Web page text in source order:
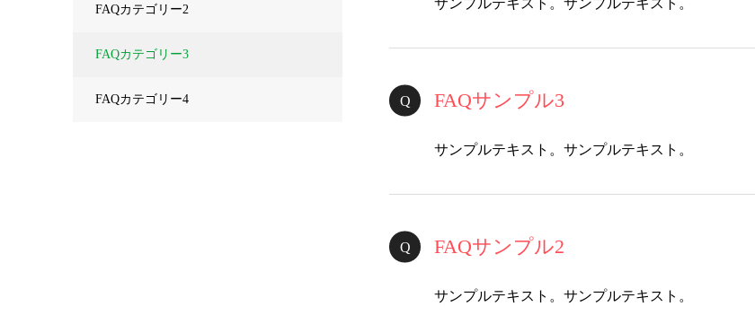
サンプルテキスト。サンプルテキスト。
FAQサンプル3
サンプルテキスト。サンプルテキスト。
FAQサンプル2
サンプルテキスト。サンプルテキスト。
FAQカテゴリー2
FAQカテゴリー3
FAQカテゴリー4